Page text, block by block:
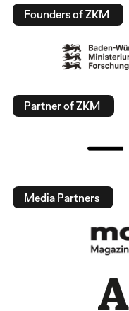
Founders of ZKM
Partner of ZKM
Media Partners